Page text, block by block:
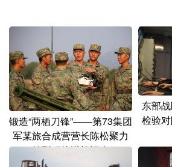
Русский язык 日本
Deutsch Português
锻造“两栖刀锋”——第73集团
军某旅合成营营长陈松聚力
转型研战谋战记事
东部
检验